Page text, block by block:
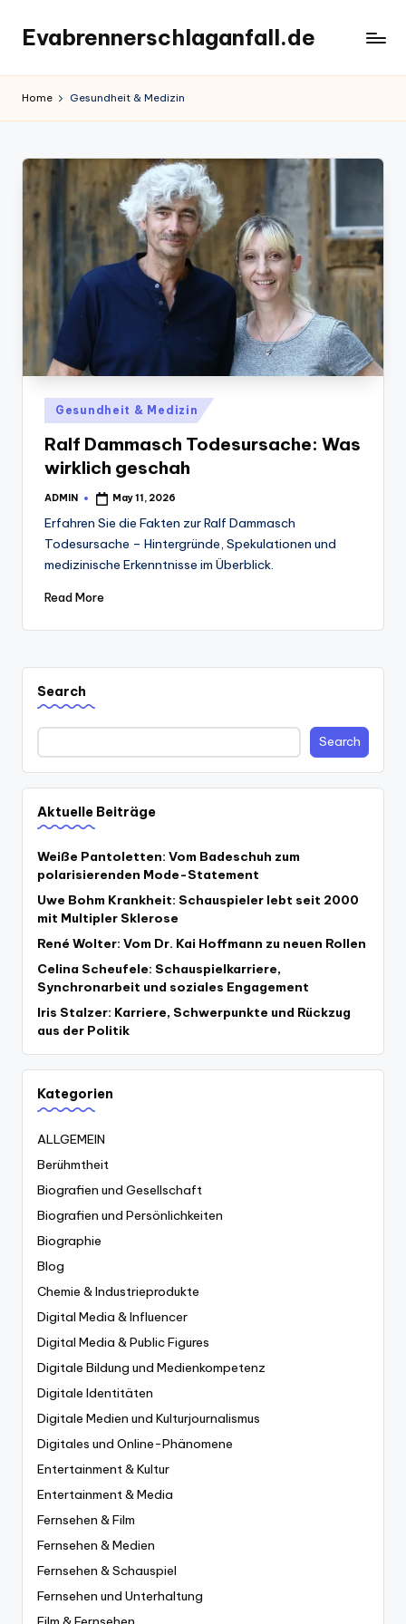
content
Evabrennerschlaganfall.de
Home Gesundheit & Medizin
Posted
in
Gesundheit & Medizin
Ralf Dammasch Todesursache: Was
wirklich geschah
Posted
ADMIN May 11, 2026
Erfahren Sie die Fakten zur Ralf Dammasch
Todesursache – Hintergründe, Spekulationen und
medizinische Erkenntnisse im Überblick.
Read More
Search
Search
Aktuelle Beiträge
Weiße Pantoletten: Vom Badeschuh zum
polarisierenden Mode-Statement
Uwe Bohm Krankheit: Schauspieler lebt seit 2000
mit Multipler Sklerose
René Wolter: Vom Dr. Kai Hoffmann zu neuen Rollen
Celina Scheufele: Schauspielkarriere,
Synchronarbeit und soziales Engagement
Iris Stalzer: Karriere, Schwerpunkte und Rückzug
aus der Politik
Kategorien
ALLGEMEIN
Berühmtheit
Biografien und Gesellschaft
Biografien und Persönlichkeiten
Biographie
Blog
Chemie & Industrieprodukte
Digital Media & Influencer
Digital Media & Public Figures
Digitale Bildung und Medienkompetenz
Digitale Identitäten
Digitale Medien und Kulturjournalismus
Digitales und Online-Phänomene
Entertainment & Kultur
Entertainment & Media
Fernsehen & Film
Fernsehen & Medien
Fernsehen & Schauspiel
Fernsehen und Unterhaltung